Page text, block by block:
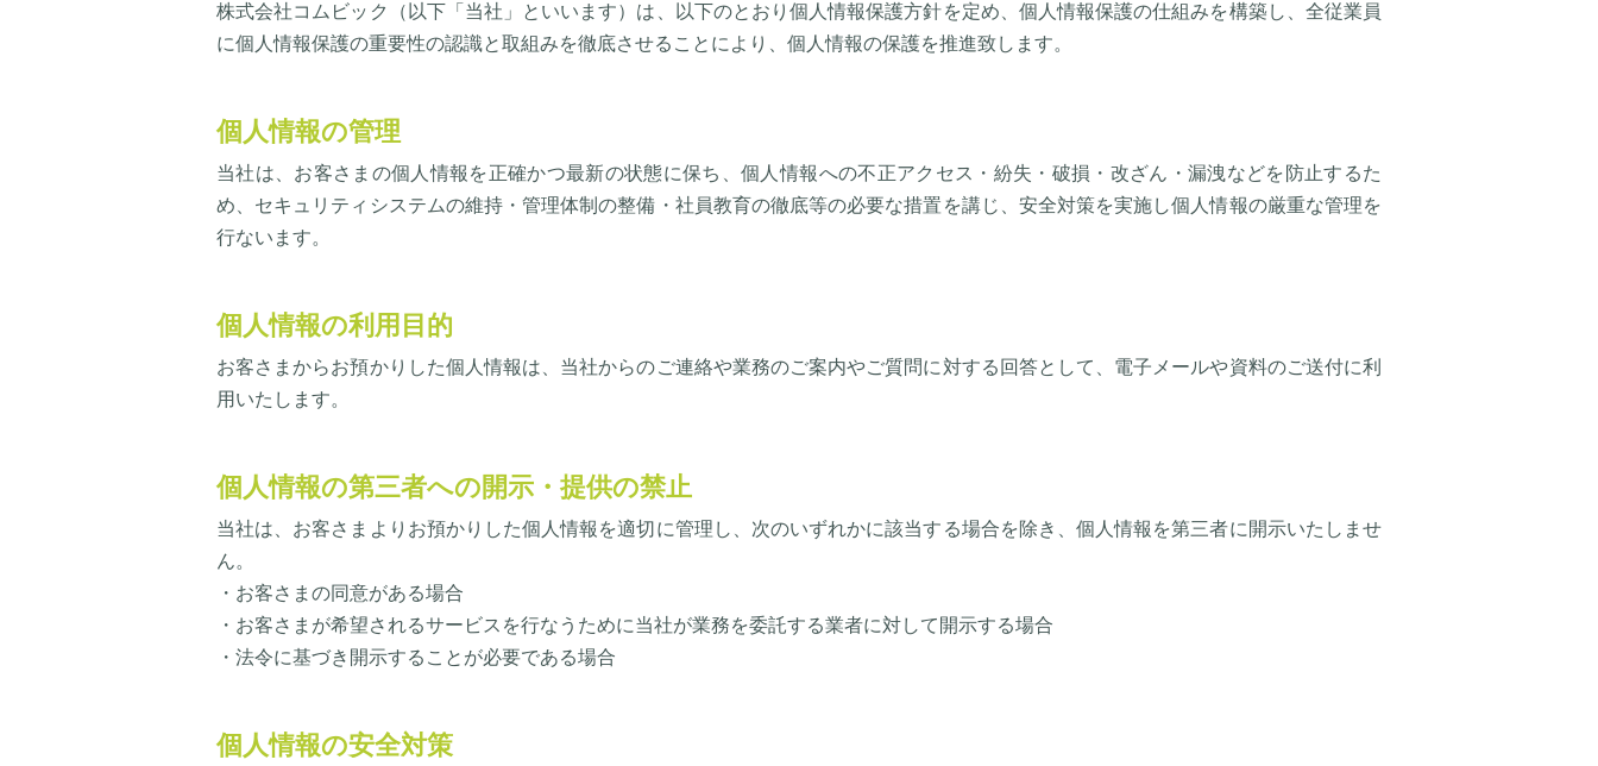
株式会社コムビック（以下「当社」といいます）は、以下のとおり個人情報保護方針を定め、個人情報保護の仕組みを構築し、全従業員
に個人情報保護の重要性の認識と取組みを徹底させることにより、個人情報の保護を推進致します。
個人情報の管理
当社は、お客さまの個人情報を正確かつ最新の状態に保ち、個人情報への不正アクセス・紛失・破損・改ざん・漏洩などを防止するた
め、セキュリティシステムの維持・管理体制の整備・社員教育の徹底等の必要な措置を講じ、安全対策を実施し個人情報の厳重な管理を
行ないます。
個人情報の利用目的
お客さまからお預かりした個人情報は、当社からのご連絡や業務のご案内やご質問に対する回答として、電子メールや資料のご送付に利
用いたします。
個人情報の第三者への開示・提供の禁止
当社は、お客さまよりお預かりした個人情報を適切に管理し、次のいずれかに該当する場合を除き、個人情報を第三者に開示いたしませ
ん。
・お客さまの同意がある場合
・お客さまが希望されるサービスを行なうために当社が業務を委託する業者に対して開示する場合
・法令に基づき開示することが必要である場合
個人情報の安全対策